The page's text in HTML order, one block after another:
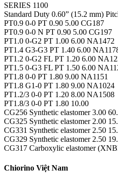
SERIES 1100
Standard Duty 0.60” (15.2 mm)
PT0.9 0-0 PT 0.90 5.00 CG187
PT0.9 0-0 N PT 0.90 5.00 CG197
PT1.0 0-G2 PT 1.00 6.00 NA1472
PT1.4 G3-G3 PT 1.40 6.00
PT1.2 0-G2 FL PT 1.20 6.00
PT1.5 0-G3 FL PT 1.50 6.00
PT1.8 0-0 PT 1.80 9.00 NA1151
PT1.8 G1-0 PT 1.80 9.00 NA1024
PT1.2/3 0-0 PT 1.20 8.00 NA1508
PT1.8/3 0-0 PT 1.80 10.00
CG256 Synthetic elastomer 3.00
CG325 Synthetic elastomer 2.00
CG331 Synthetic elastomer 2.50
CG329 Synthetic elastomer 2.50
CG317 Carboxylic elastomer
Chiorino Việt Nam